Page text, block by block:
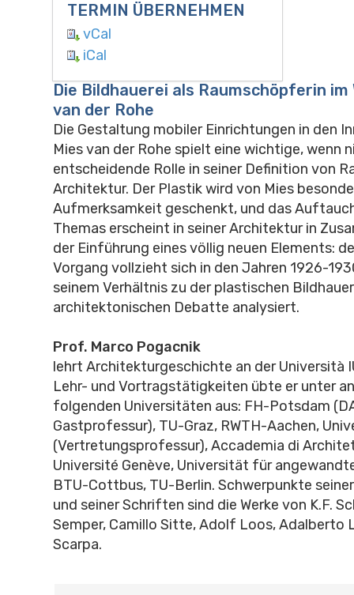
TERMIN ÜBERNEHMEN
vCal
iCal
Die Bildhauerei als Raumschöpferin im
van der Rohe
Die Gestaltung mobiler Einrichtungen in den
Mies van der Rohe spielt eine wichtige, wenn
entscheidende Rolle in seiner Definition von
Architektur. Der Plastik wird von Mies
Aufmerksamkeit geschenkt, und das
Themas erscheint in seiner Architektur in
der Einführung eines völlig neuen Elements:
Vorgang vollzieht sich in den Jahren 1926-
seinem Verhältnis zu der plastischen
architektonischen Debatte analysiert.
Prof. Marco Pogacnik
lehrt Architekturgeschichte an der Università
Lehr- und Vortragstätigkeiten übte er unter
folgenden Universitäten aus: FH-Potsdam
Gastprofessur), TU-Graz, RWTH-Aachen,
(Vertretungsprofessur), Accademia di
Université Genève, Universität für
BTU-Cottbus, TU-Berlin. Schwerpunkte
und seiner Schriften sind die Werke von K.F.
Semper, Camillo Sitte, Adolf Loos, Adalberto
Scarpa.